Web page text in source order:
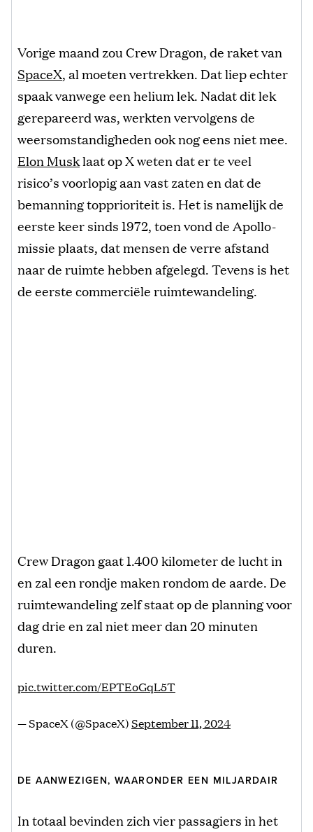
Vorige maand zou Crew Dragon, de raket van
SpaceX, al moeten vertrekken. Dat liep echter
spaak vanwege een helium lek. Nadat dit lek
gerepareerd was, werkten vervolgens de
weersomstandigheden ook nog eens niet mee.
Elon Musklaat op X weten dat er te veel
risico’s voorlopig aan vast zaten en dat de
bemanning topprioriteit is. Het is namelijk de
eerste keer sinds 1972, toen vond de Apollo-
missie plaats, dat mensen de verre afstand
naar de ruimte hebben afgelegd. Tevens is het
de eerste commerciële ruimtewandeling.
Crew Dragon gaat 1.400 kilometer de lucht in
en zal een rondje maken rondom de aarde. De
ruimtewandeling zelf staat op de planning voor
dag drie en zal niet meer dan 20 minuten
duren.
pic.twitter.com/EPTEoGqL5T
— SpaceX (@SpaceX)September 11, 2024
DE AANWEZIGEN, WAARONDER EEN MILJARDAIR
In totaal bevinden zich vier passagiers in het